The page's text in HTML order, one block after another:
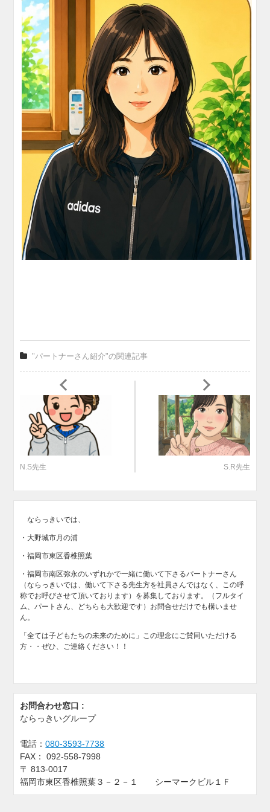
"パートナーさん紹介"の関連記事
N.S先生 S.R先生
ならっきいでは、
・大野城市月の浦
・福岡市東区香椎照葉
・福岡市南区弥永のいずれかで一緒に働いて下さるパートナーさん
（ならっきいでは、働いて下さる先生方を社員さんではなく、この呼
称でお呼びさせて頂いております）を募集しております。（フルタイ
ム、パートさん、どちらも大歓迎です）お問合せだけでも構いませ
ん。
「全ては子どもたちの未来のために」この理念にご賛同いただける
方・・ぜひ、ご連絡ください！！
お問合わせ窓口 :
ならっきいグループ
電話：080-3593-7738
FAX：
092-558-7998
〒813-0017
福岡市東区香椎照葉３－２－１ シーマークビル１Ｆ